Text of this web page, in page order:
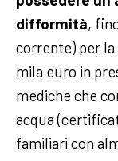
difformità,
corrente) per
mila euro in
mediche che
acqua
familiari con